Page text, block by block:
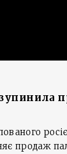
продаж